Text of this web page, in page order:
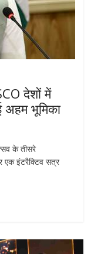
देशों में
अहम भूमिका
के तीसरे
एक इंटरैक्टिव सत्र